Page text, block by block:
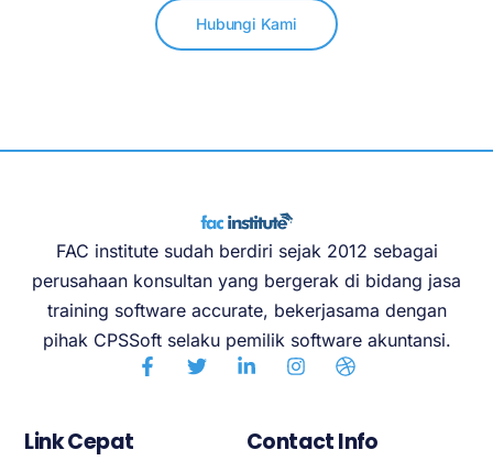
Hubungi Kami
FAC institute sudah berdiri sejak 2012 sebagai
perusahaan konsultan yang bergerak di bidang jasa
training software accurate, bekerjasama dengan
pihak CPSSoft selaku pemilik software akuntansi.
Link Cepat Contact Info